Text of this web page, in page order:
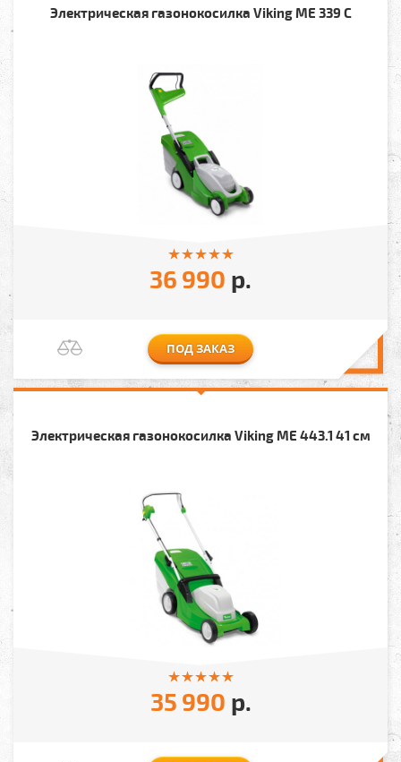
Электрическая газонокосилка Viking ME 339 C
36 990 р.
ПОД ЗАКАЗ
Электрическая газонокосилка Viking МЕ 443.1 41 см
35 990 р.